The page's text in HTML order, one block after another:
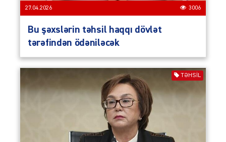
27.04.2026 3006
Bu şəxslərin təhsil haqqı dövlət
tərəfindən ödəniləcək
TƏHSIL